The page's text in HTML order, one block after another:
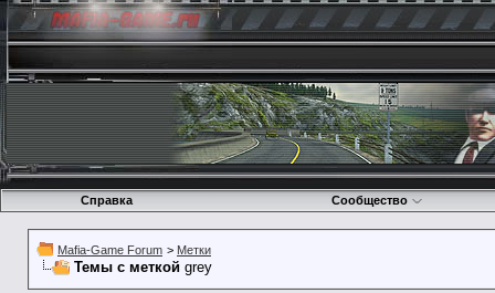
Справка Сообщество
Mafia-Game Forum > Метки
Темы с меткой grey